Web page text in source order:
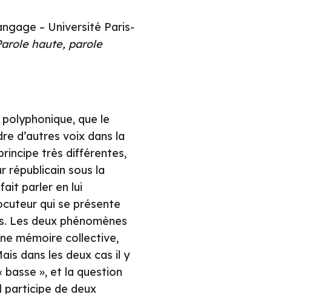
– Université Paris-
haute, parole
que le
d’autres voix dans la
très différentes,
républicain sous la
parler en lui
qui se présente
Les deux phénomènes
mémoire collective,
dans les deux cas il y
basse », et la question
participe de deux